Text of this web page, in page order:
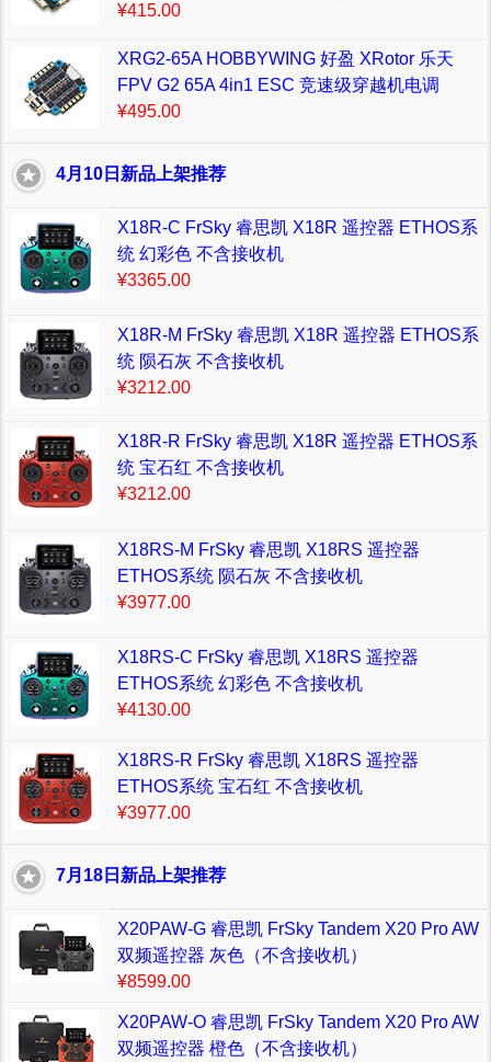
¥415.00
XRG2-65A HOBBYWING 好盈 XRotor 乐天
FPV G2 65A 4in1 ESC 竞速级穿越机电调
¥495.00
4月10日新品上架推荐
X18R-C FrSky 睿思凯 X18R 遥控器 ETHOS系
统 幻彩色 不含接收机
¥3365.00
X18R-M FrSky 睿思凯 X18R 遥控器 ETHOS系
统 陨石灰 不含接收机
¥3212.00
X18R-R FrSky 睿思凯 X18R 遥控器 ETHOS系
统 宝石红 不含接收机
¥3212.00
X18RS-M FrSky 睿思凯 X18RS 遥控器
ETHOS系统 陨石灰 不含接收机
¥3977.00
X18RS-C FrSky 睿思凯 X18RS 遥控器
ETHOS系统 幻彩色 不含接收机
¥4130.00
X18RS-R FrSky 睿思凯 X18RS 遥控器
ETHOS系统 宝石红 不含接收机
¥3977.00
7月18日新品上架推荐
X20PAW-G 睿思凯 FrSky Tandem X20 Pro AW
双频遥控器 灰色（不含接收机）
¥8599.00
X20PAW-O 睿思凯 FrSky Tandem X20 Pro AW
双频遥控器 橙色（不含接收机）